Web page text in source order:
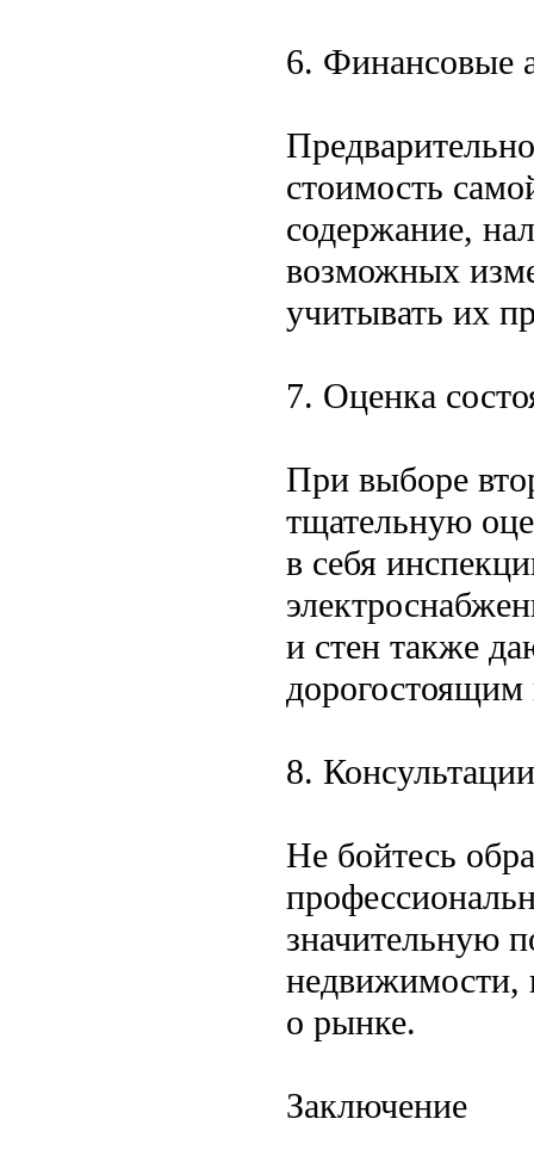
6. Финансовые
стоимость
содержание,
возможных
учитывать их
7. Оценка
При выборе
тщательную
в себя
и стен также
8.
Не бойтесь
значительную
недвижимости,
о рынке.
Заключение